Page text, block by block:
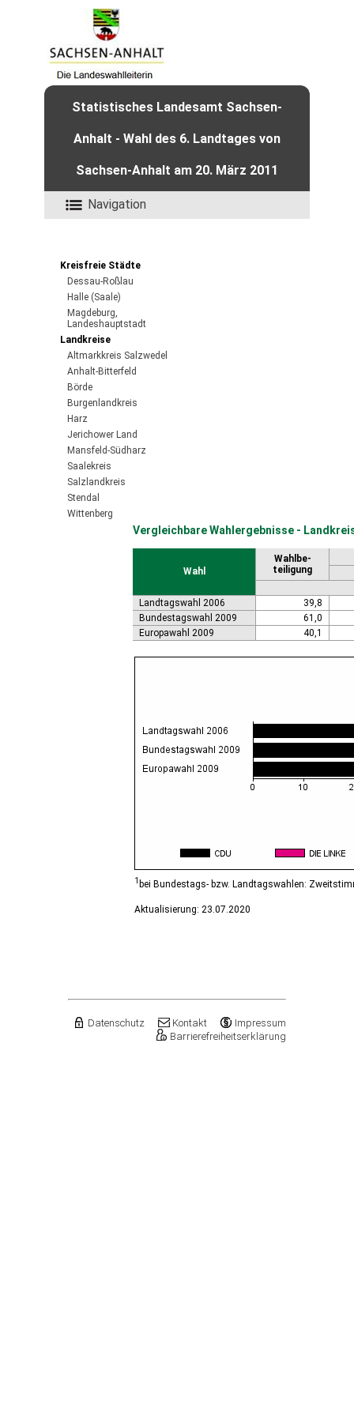
Statistisches Landesamt Sachsen-
Anhalt - Wahl des 6. Landtages von
Sachsen-Anhalt am 20. März 2011
Navigation
Kreisfreie Städte
Dessau-Roßlau
Halle (Saale)
Magdeburg,
Landeshauptstadt
Landkreise
Altmarkkreis Salzwedel
Anhalt-Bitterfeld
Börde
Burgenlandkreis
Harz
Jerichower Land
Mansfeld-Südharz
Saalekreis
Salzlandkreis
Stendal
Wittenberg
Vergleichbare Wahlergebnisse -
Wahl
Wahlbe-
teiligung
Landtagswahl 2006
39,8
Bundestagswahl 2009
61,0
Europawahl 2009
40,1
1 bei Bundestags- bzw. Landtagswahlen:
Aktualisierung: 23.07.2020
Impressum
Kontakt
Datenschutz
Barrierefreiheitserklärung